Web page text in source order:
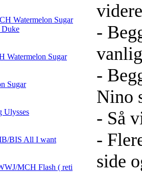
Watermelon Sugar
Duke
Watermelon Sugar
Sugar
Ulysses
BIS All I want
MCH Flash ( reti
-
-
Nino
- Så
-
side